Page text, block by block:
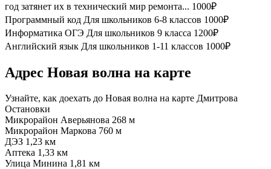
год затянет их в технический мир ремонта... 1000₽
Программный код Для школьников 6-8 классов 1000₽
Информатика ОГЭ Для школьников 9 класса 1200₽
Английский язык Для школьников 1-11 классов 1000₽
Адрес Новая волна на карте
Узнайте, как доехать до Новая волна на карте Дмитрова
Остановки
Микрорайон Аверьянова 268 м
Микрорайон Маркова 760 м
ДЭЗ 1,23 км
Аптека 1,33 км
Улица Минина 1,81 км